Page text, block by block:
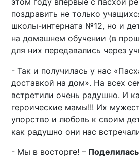
поздравить не только
школы-интерната №12, но и
на домашнем обучении (в
для них передавались через
- Так и получилась у нас
доставкой на дом». На всех
встретили очень радушно. И
героические мамы!!! Их
упорство и любовь к своим
как радушно они нас
- Мы в восторге! –